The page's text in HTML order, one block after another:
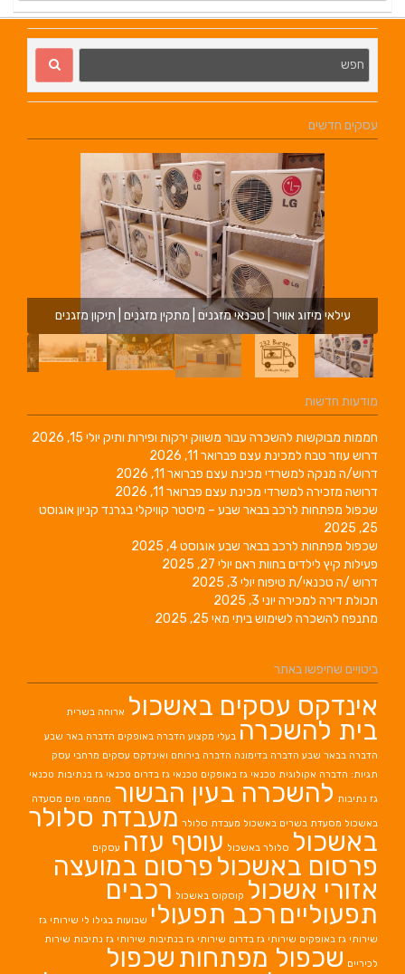
עסקים חדשים
עילאי מיזוג אוויר | טכנאי מזגנים | מתקין מזגנים | תיקון מזגנים
מודעות חדשות
חממות מבוקשות להשכרה עבור משווק ירקות ופירות ותיק יולי 15, 2026
דרוש עוזר טבח למכינת עצם פברואר 11, 2026
דרוש/ה מנקה למשרדי מכינת עצם פברואר 11, 2026
דרושה מזכירה למשרדי מכינת עצם פברואר 11, 2026
שכפול מפתחות לרכב בבאר שבע – מיסטר קוויקלי בגרנד קניוןאוגוסט
25, 2025
שכפול מפתחות לרכב בבאר שבעאוגוסט 4, 2025
פעילות קיץ לילדים בחוות ראם יולי 27, 2025
דרוש /ה טכנאי/ת טיפוח יולי 3, 2025
תכולת דירה למכירה יוני 3, 2025
מתנפח להשכרה לשימוש ביתי מאי 25, 2025
ביטויים שחיפשו באתר
אינדקס עסקים באשכול ארוחה בשרית
בית להשכרה בעלי מקצוע הדברה באופקים הדברה באר שבע
הדברה בבאר שבע הדברה בדימונה הדברה בירוחם ואינדקס עסקים מרחבי עסק
תגיות: הדברה אקולוגית טכנאי גז באופקים טכנאי גז בדרום טכנאי גז בנתיבות טכנאי
גז נתיבות להשכרה בעין הבשור מחממי מים מסעדה
באשכול מסעדת בשרים באשכול מעבדת סלולר מעבדת סלולר
באשכול סלולר באשכול עוטף עזה עסקים
פרסום באשכול פרסום במועצה
אזורי אשכול קוסקוס באשכול רכבים
תפעוליים רכב תפעולי שבועות בגילו לי שירותי גז
שירותי גז באופקים שירותי גז בדרום שירותי גז בנתיבות שירותי גז נתיבות שירות
לכיריים שכפול מפתחות שכפול